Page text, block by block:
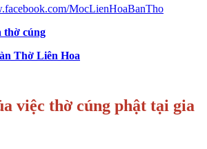
MocLienHoaBanTho
thờ cúng
Thờ Liên Hoa
việc thờ cúng phật tại gia